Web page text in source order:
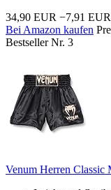
34,90 EUR −7,91 EUR
Bei Amazon kaufen
Bestseller Nr. 3
Venum Herren